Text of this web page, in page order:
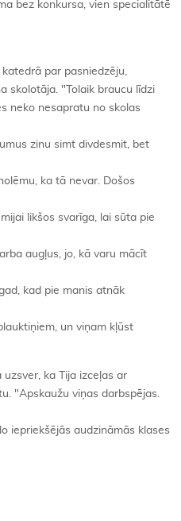
bez konkursa, vien specialitātē
par pasniedzēju,
skolotāja. "Tolaik braucu līdzi
neko nesapratu no skolas
zinu simt divdesmit, bet
ka tā nevar. Došos
likšos svarīga, lai sūta pie
augļus, jo, kā varu mācīt
kad pie manis atnāk
un viņam kļūst
ka Tija izceļas ar
"Apskaužu viņas darbspējas.
iepriekšējās audzināmās klases